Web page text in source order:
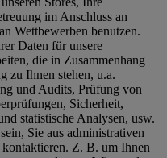
im Anschluss an
Wettbewerben benutzen.
Daten für unsere
die in Zusammenhang
zu Ihnen stehen, u.a.
und Audits, Prüfung von
Sicherheit,
statistische Analysen, usw.
Sie aus administrativen
Z. B. um Ihnen